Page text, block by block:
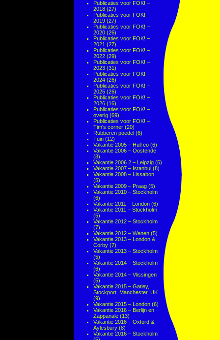
Publicaties voor FOK! –
2018 (27)
Publicaties voor FOK! –
2019 (27)
Publicaties voor FOK! –
2020 (26)
Publicaties voor FOK! –
2021 (27)
Publicaties voor FOK! –
2022 (29)
Publicaties voor FOK! –
2023 (31)
Publicaties voor FOK! –
2024 (26)
Publicaties voor FOK! –
2025 (26)
Publicaties voor FOK! –
2026 (16)
Publicaties voor FOK! –
overig (69)
Publicaties voor FOK! –
Tim's corner (20)
Rubberen poedel (6)
Tuin (12)
Vakantie 2005 – Hull eo (6)
Vakantie 2006 – Oostende
(8)
Vakantie 2006 2 – Leipzig (5)
Vakantie 2007 – Istanbul (8)
Vakantie 2008 – Lissabon
(5)
Vakantie 2009 – Praag (5)
Vakantie 2010 – Stockholm
(6)
Vakantie 2011 – London (6)
Vakantie 2011 – Stockholm
(5)
Vakantie 2012 – Stockholm
(7)
Vakantie 2012 – Wenen (5)
Vakantie 2013 – London &
Corby (7)
Vakantie 2013 – Stockholm
(5)
Vakantie 2014 – Stockholm
(6)
Vakantie 2014 – Vlissingen
(5)
Vakantie 2015 – Gatley,
Stockport, Manchester, UK
(9)
Vakantie 2015 – London (6)
Vakantie 2016 – Berlijn en
Zappanale (13)
Vakantie 2016 – Oxford &
Aylesbury (8)
Vakantie 2016 – Stockholm